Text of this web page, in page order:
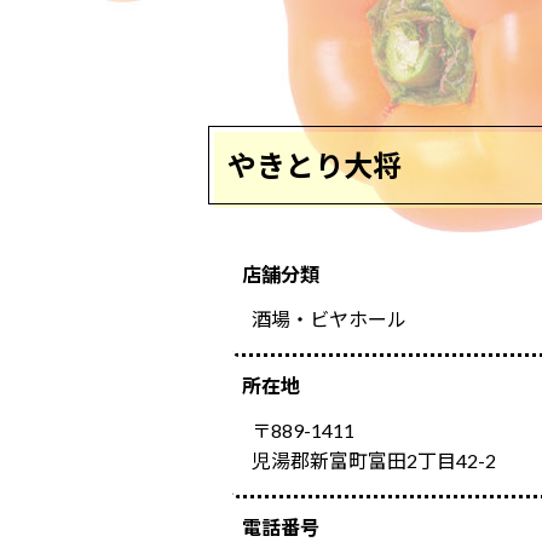
やきとり大将
店舗分類
酒場・ビヤホール
所在地
〒889-1411
児湯郡新富町富田2丁目42-2
電話番号